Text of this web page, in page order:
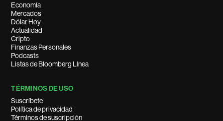
Economía
Mercados
Dólar Hoy
Actualidad
Cripto
Finanzas Personales
Podcasts
Listas de Bloomberg Línea
TÉRMINOS DE USO
Suscríbete
Política de privacidad
Términos de suscripción